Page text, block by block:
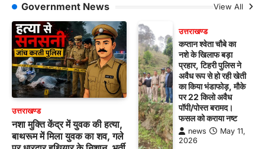
Government News View All
उत्तराखण्ड
नशा मुक्ति केंद्र में युवक की हत्या,
बाथरूम में मिला युवक का शव, गले
उत्तराखण्ड
कप्तान श्वेता चौबे का
नशे के खिलाफ बड़ा
प्रहार, टिहरी पुलिस ने
अवैध रूप से हो रही खेती
का किया भंडाफोड़, मौके
पर 22 किलो अवैध
पॉपी/पोस्त बरामद।
फसल को कराया नष्ट
news
May 11,
2026